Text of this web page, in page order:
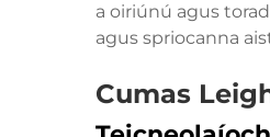
a oiriúnú agus
agus spriocanna
Cumas